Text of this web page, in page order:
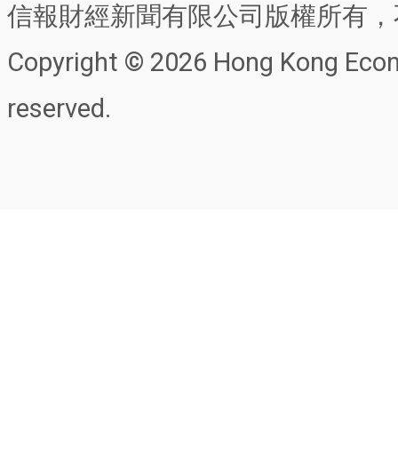
信報財經新聞有限公司版權所有
Copyright © 2026 Hong Kong
reserved.